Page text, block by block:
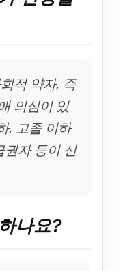
적 약자, 즉
의심이 있
, 고졸 이하
권자 등이 신
나요?